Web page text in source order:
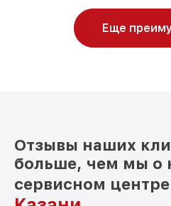
Еще
Отзывы наших
больше, чем мы о
сервисном центре